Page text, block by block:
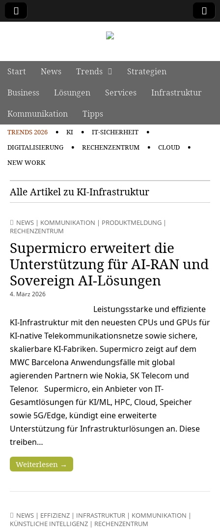
Main menu
Skip to content
Start News Trends
Strategien
Business
Lösungen Services
Infrastruktur
Kommunikation
Tipps
TRENDS 2026 KI
IT-SICHERHEIT
DIGITALISIERUNG
RECHENZENTRUM
CLOUD
NEW WORK
Alle Artikel zu KI-Infrastruktur
NEWS | KOMMUNIKATION | PRODUKTMELDUNG |
RECHENZENTRUM
Supermicro erweitert die
Unterstützung für AI-RAN und
Sovereign AI-Lösungen
4. März 2026
Leistungsstarke und effiziente
KI-Infrastruktur mit den neuesten CPUs und GPUs für
KI-native Telekommunikationsnetze sowie sichere,
skalierbare KI-Fabriken. Supermicro zeigt auf dem
MWC Barcelona Anwendungsfälle mit global
agierenden Partnern wie Nokia, SK Telecom und
Telenor. Supermicro, ein Anbieter von IT-
Gesamtlösungen für KI/ML, HPC, Cloud, Speicher
sowie 5G/Edge, kündigt eine erweiterte
Unterstützung für Infrastrukturlösungen an. Diese
treiben…
Weiterlesen →
NEWS | EFFIZIENZ | INFRASTRUKTUR | KOMMUNIKATION |
KÜNSTLICHE INTELLIGENZ | RECHENZENTRUM